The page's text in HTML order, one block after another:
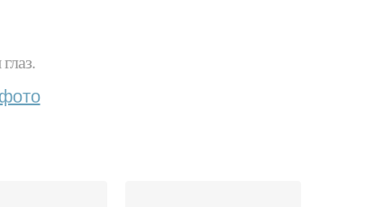
фото